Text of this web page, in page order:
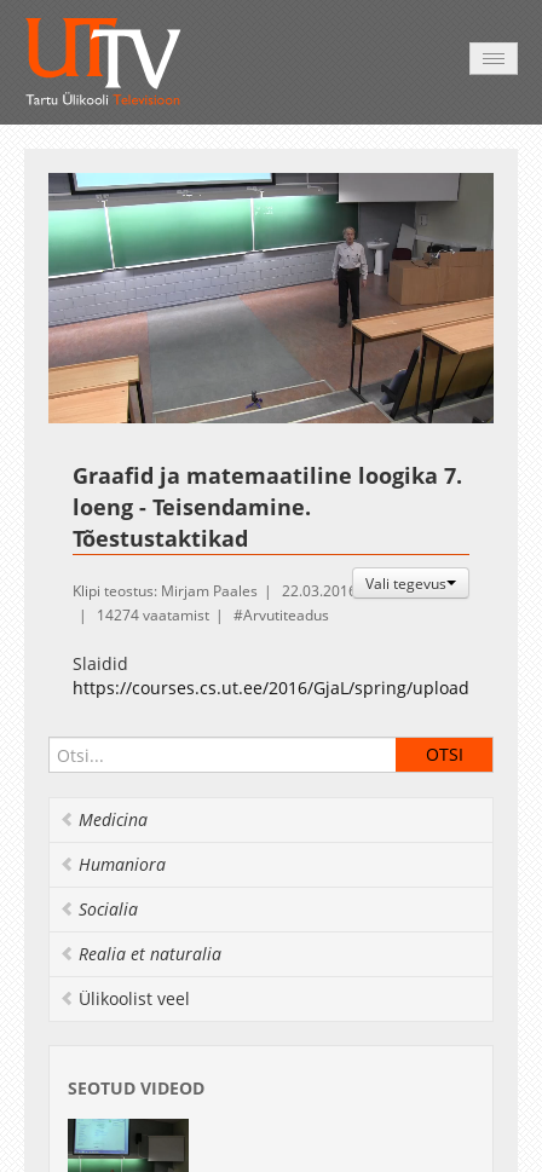
UnmuteLoaded:
1.03%
Esituskiirused
Auto
Graafid ja matemaatiline loogika 7.
loeng - Teisendamine.
Tõestustaktikad
Vali tegevus
Klipi teostus: Mirjam Paales
22.03.2016
14274 vaatamist
Arvutiteadus
Slaidid
https://courses.cs.ut.ee/2016/GjaL/spring/uploads/Main/
Medicina
Humaniora
Socialia
Realia et naturalia
Ülikoolist veel
SEOTUD VIDEOD